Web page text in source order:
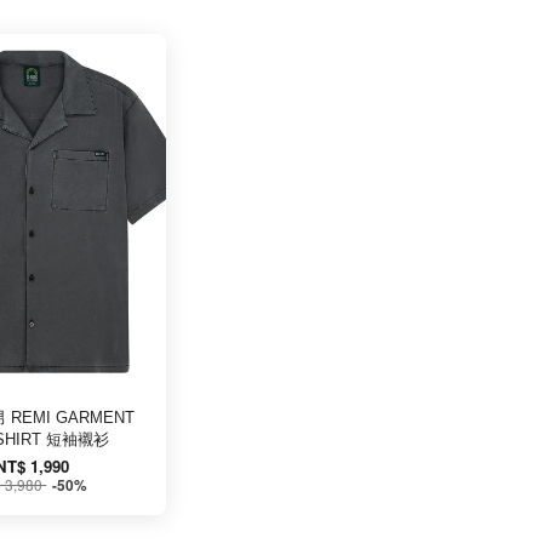
REMI GARMENT
短袖襯衫
1,990
3,980 -50%